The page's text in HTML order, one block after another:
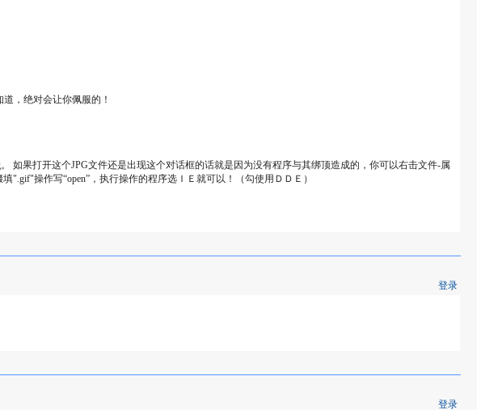
，绝对会让你佩服的！
果打开这个JPG文件还是出现这个对话框的话就是因为没有程序与其绑顶造成的，你可以右击文件-属
操作写“open”，执行操作的程序选ＩＥ就可以！（勾使用ＤＤＥ）
登录
登录